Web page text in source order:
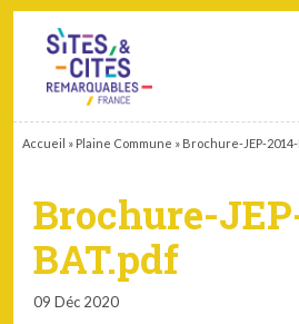
Accueil » Plaine Commune » Brochure-JEP-
Brochure-
BAT.pdf
09 Déc 2020